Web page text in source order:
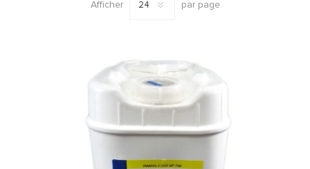
Afficher par page